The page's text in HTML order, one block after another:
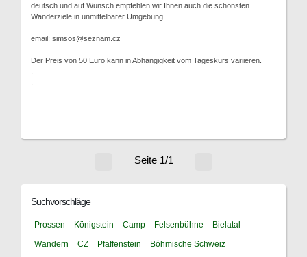
deutsch und auf Wunsch empfehlen wir Ihnen auch die schönsten
Wanderziele in unmittelbarer Umgebung.
email: simsos@seznam.cz
Der Preis von 50 Euro kann in Abhängigkeit vom Tageskurs variieren.
Seite 1/1
Suchvorschläge
Prossen Königstein Camp Felsenbühne
Bielatal
Wandern
CZ Pfaffenstein
Böhmische Schweiz